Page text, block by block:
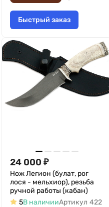
Быстрый заказ
24 000 ₽
Нож Легион (булат, рог
лося - мельхиор), резьба
ручной работы (кабан)
5В наличииАртикул 422